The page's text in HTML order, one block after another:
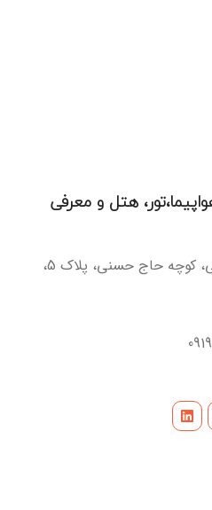
هتل و معرفی
آدرس : تهران، سهروردی شمالی، کوچه حاج حسنی، پلاک 5،